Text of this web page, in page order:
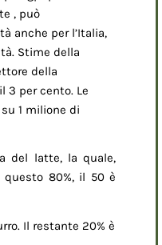
, può
anche per l’Italia,
Stime della
della
3 per cento. Le
1 milione di
del latte, la quale,
questo 80%, il 50 è
Il restante 20% è